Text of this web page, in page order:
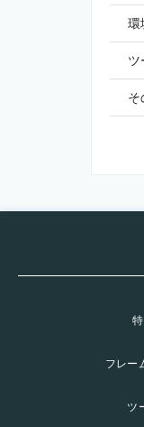
環
ツ
そ
フレー
ツ